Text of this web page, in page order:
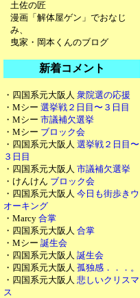
土佐の匠
漫画「解体屋ゲン」でおなじ
み、
曳家・岡本くんのブログ
新着コメント
・四国系元大阪人 衆院選の応援
・Mシー 選挙戦２日目〜３日目
・Mシー 市議補欠選挙
・Mシー ブロック会
・四国系元大阪人 選挙戦２日目〜
３日目
・四国系元大阪人 市議補欠選挙
・けんけん ブロック会
・四国系元大阪人 今日も街歩きウ
オーキング
・Marcy 合掌
・四国系元大阪人 合掌
・Mシー 誕生会
・四国系元大阪人 誕生会
・四国系元大阪人 孤独感．．．。
・四国系元大阪人 悲しいクリスマ
ス